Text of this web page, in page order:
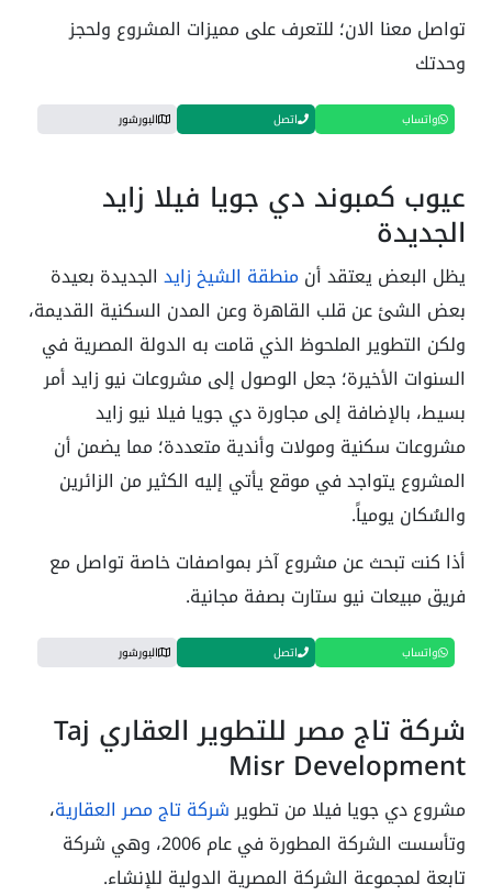
تواصل معنا الان؛ للتعرف على مميزات المشروع ولحجز
وحدتك
واتساب اتصل البورشور
عيوب كمبوند دي جويا فيلا زايد
الجديدة
يظل البعض يعتقد أن منطقة الشيخ زايد الجديدة بعيدة
بعض الشئ عن قلب القاهرة وعن المدن السكنية القديمة،
ولكن التطوير الملحوظ الذي قامت به الدولة المصرية في
السنوات الأخيرة؛ جعل الوصول إلى مشروعات نيو زايد أمر
بسيط، بالإضافة إلى مجاورة دي جويا فيلا نيو زايد
مشروعات سكنية ومولات وأندية متعددة؛ مما يضمن أن
المشروع يتواجد في موقع يأتي إليه الكثير من الزائرين
والسُكان يومياً.
أذا كنت تبحث عن مشروع آخر بمواصفات خاصة تواصل مع
فريق مبيعات نيو ستارت بصفة مجانية.
واتساب اتصل البورشور
شركة تاج مصر للتطوير العقاري Taj
Misr Development
مشروع دي جويا فيلا من تطويرشركة تاج مصر العقارية،
وتأسست الشركة المطورة في عام 2006، وهي شركة
تابعة لمجموعة الشركة المصرية الدولية للإنشاء.